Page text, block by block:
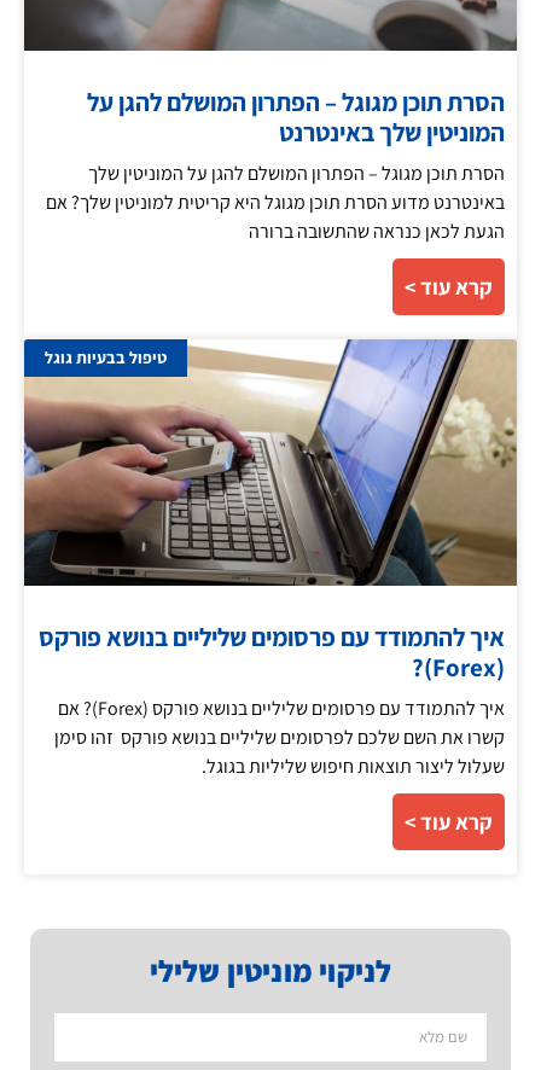
לניקוי מוניטין שלילי
הסרת תוכן מגוגל – הפתרון המושלם להגן על
המוניטין שלך באינטרנט
הסרת תוכן מגוגל – הפתרון המושלם להגן על המוניטין שלך
באינטרנט מדוע הסרת תוכן מגוגל היא קריטית למוניטין שלך? אם
הגעת לכאן כנראה שהתשובה ברורה
קרא עוד >
טיפול בבעיות גוגל
איך להתמודד עם פרסומים שליליים בנושא פורקס
(Forex)?
איך להתמודד עם פרסומים שליליים בנושא פורקס (Forex)? אם
קשרו את השם שלכם לפרסומים שליליים בנושא פורקס זהו סימן
שעלול ליצור תוצאות חיפוש שליליות בגוגל.
קרא עוד >